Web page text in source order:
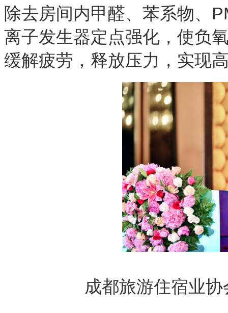
除去房间内甲醛、苯系物、
离子发生器定点强化，使负
缓解疲劳，释放压力，实现
成都旅游住宿业